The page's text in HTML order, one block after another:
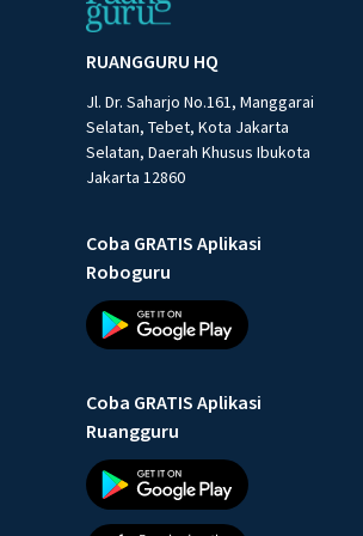
RUANGGURU HQ
Jl. Dr. Saharjo No.161, Manggarai
Selatan, Tebet, Kota Jakarta
Selatan, Daerah Khusus Ibukota
Jakarta 12860
Coba GRATIS Aplikasi
Roboguru
Coba GRATIS Aplikasi
Ruangguru